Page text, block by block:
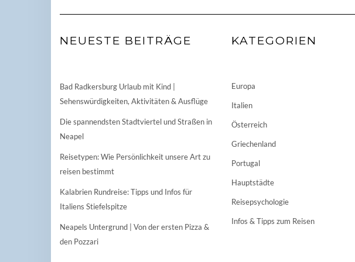
NEUESTE BEITRÄGE
Bad Radkersburg Urlaub mit Kind |
Sehenswürdigkeiten, Aktivitäten & Ausflüge
Die spannendsten Stadtviertel und Straßen in
Neapel
Reisetypen: Wie Persönlichkeit unsere Art zu
reisen bestimmt
Kalabrien Rundreise: Tipps und Infos für
Italiens Stiefelspitze
Neapels Untergrund | Von der ersten Pizza &
den Pozzari
KATEGORIEN
Europa
Italien
Österreich
Griechenland
Portugal
Hauptstädte
Reisepsychologie
Infos & Tipps zum Reisen